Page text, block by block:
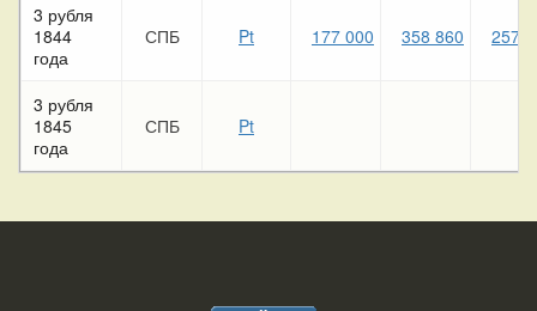
3 рубля
1844
года
СПБ Pt 177 000 358 860 257
3 рубля
1845
года
СПБ Pt